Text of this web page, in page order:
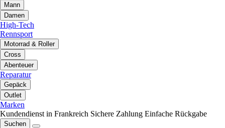
Mann
Damen
High-Tech
Rennsport
Motorrad & Roller
Cross
Abenteuer
Reparatur
Gepäck
Outlet
Marken
Kundendienst in Frankreich Sichere Zahlung Einfache Rückgabe
Suchen